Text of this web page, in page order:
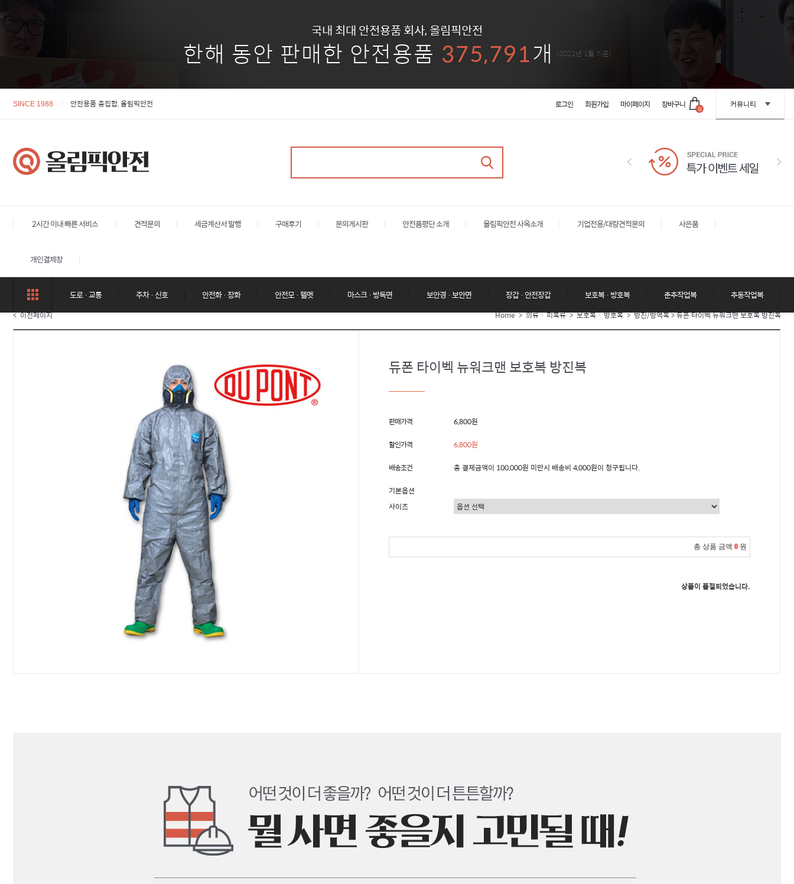
국내 최대 안전용품 회사, 올림픽안전
한해 동안 판매한 안전용품 375,791개 (2021년 1월 기준)
SINCE 1988 안전용품 총집합, 올림픽안전 로그인 회원가입 마이페이지 장바구니 0 커뮤니티
2시간 이내 빠른 서비스 견적문의 세금계산서 발행 구매후기 문의게시판 안전품평단 소개 올림픽안전 사옥소개 기업전용/대량견적문의 사은품
개인결제창
도로 · 교통 주차 · 신호 안전화 · 장화 안전모 · 헬멧 마스크 · 방독면 보안경 · 보안면 장갑 · 안전장갑 보호복 · 방호복 춘추작업복 추동작업복
< 이전페이지 Home>의류 · 피복류>보호복 · 방호복>방진/방역복> 듀폰 타이벡 뉴워크맨 보호복 방진복
듀폰 타이벡 뉴워크맨 보호복 방진복
판매가격 6,800원
할인가격 6,800원
배송조건 총 결제금액이 100,000원 미만시 배송비 4,000원이 청구됩니다.
기본옵션
사이즈
총 상품 금액 0 원
상품이 품절되었습니다.